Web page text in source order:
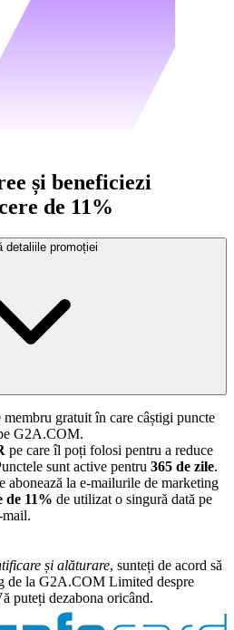
și beneficiezi
de 11%
detaliile promoției
membru gratuit în care câștigi puncte
G2A.COM.
pe care îl poți folosi pentru a reduce
sunt active pentru 365 de zile.
abonează la e-mailurile de marketing
de 11% de utilizat o singură dată pe
și alăturare, sunteți de acord să
de la G2A.COM Limited despre
puteți dezabona oricând.